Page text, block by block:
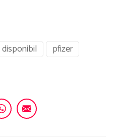
disponibil
pfizer